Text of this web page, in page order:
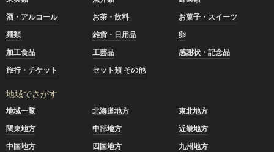
酒・アルコール
お茶・飲料
お菓子・スイーツ
麺類
雑貨・日用品
卵
加工食品
工芸品
感謝状・記念品
旅行・チケット
セット類 その他
地域でさがす
地域一覧 北海道地方
東北地方
関東地方
中部地方
近畿地方
中国地方
四国地方 九州地方